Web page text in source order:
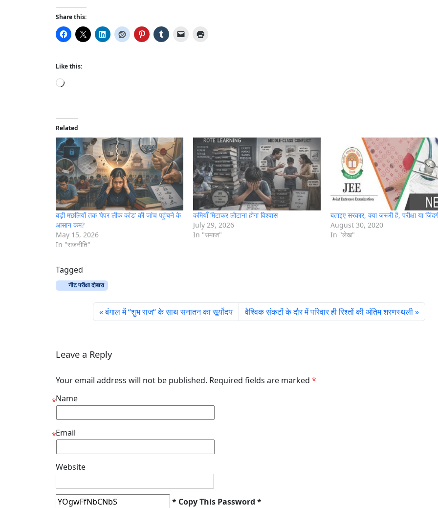
Share this:
Like this:
L
d
i
n
…
Related
बड़ी मछलियों तक ‘पेपर लीक कांड’ की जांच पहुंचने के
आसान कम?
May 15, 2026
In "राजनीति"
कमियाँ मिटाकर लौटाना होगा विश्वास
July 29, 2026
In "समाज"
बताइए सरकार, क्या जरूरी है, परीक्षा या
August 30, 2020
In "लेख"
Tagged
नीट परीक्षा दोबारा
बंगाल में “शुभ राज“ के साथ सनातन का सूर्योदय वैश्विक संकटों के दौर में परिवार ही रिश्तों की अंतिम शरणस्थली
Leave a Reply
Your email address will not be published. Required fields are marked *
Name
*
Email
*
Website
* Copy This Password *